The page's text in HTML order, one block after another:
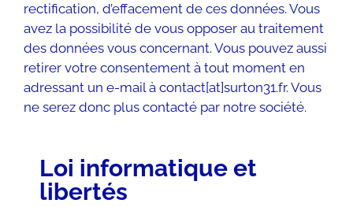
rectification, d’effacement de ces données. Vous
avez la possibilité de vous opposer au traitement
des données vous concernant. Vous pouvez aussi
retirer votre consentement à tout moment en
adressant un e-mail à contact[at]surton31.fr. Vous
ne serez donc plus contacté par notre société.
Loi informatique et
libertés